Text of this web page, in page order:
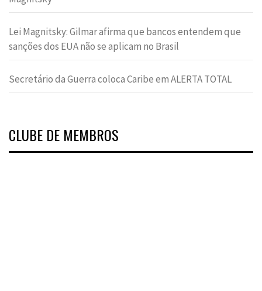
Lei Magnitsky: Gilmar afirma que bancos entendem que
sanções dos EUA não se aplicam no Brasil
Secretário da Guerra coloca Caribe em ALERTA TOTAL
CLUBE DE MEMBROS